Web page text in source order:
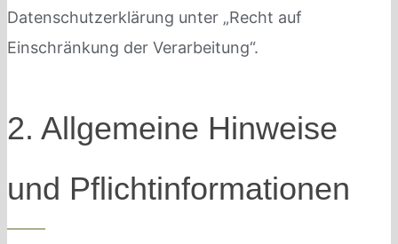
Datenschutzerklärung unter „Recht auf
Einschränkung der Verarbeitung“.
2. Allgemeine Hinweise
und Pflichtinformationen